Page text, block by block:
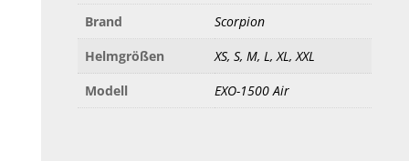
Brand
Scorpion
Helmgrößen
XS, S, M, L, XL, XXL
Modell
EXO-1500 Air